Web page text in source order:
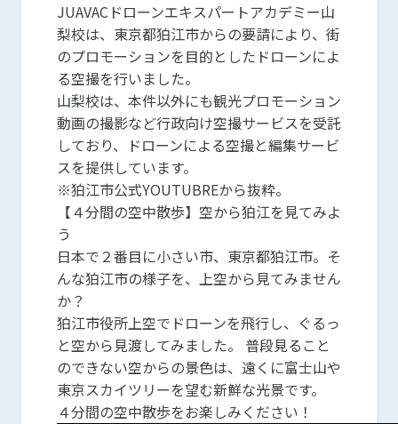
JUAVACドローンエキスパートアカデミー山
梨校は、東京都狛江市からの要請により、街
のプロモーションを目的としたドローンによ
る空撮を行いました。
山梨校は、本件以外にも観光プロモーション
動画の撮影など行政向け空撮サービスを受託
しており、ドローンによる空撮と編集サービ
スを提供しています。
※狛江市公式YOUTUBREから抜粋。
【４分間の空中散歩】空から狛江を見てみよ
う
日本で２番目に小さい市、東京都狛江市。そ
んな狛江市の様子を、上空から見てみません
か？
狛江市役所上空でドローンを飛行し、ぐるっ
と空から見渡してみました。 普段見ること
のできない空からの景色は、遠くに富士山や
東京スカイツリーを望む新鮮な光景です。
４分間の空中散歩をお楽しみください！